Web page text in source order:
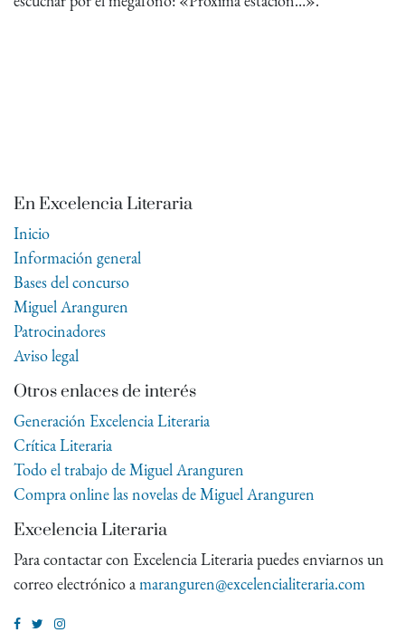
En Excelencia Literaria
Inicio
Información general
Bases del concurso
Miguel Aranguren
Patrocinadores
Aviso legal
Otros enlaces de interés
Generación Excelencia Literaria
Crítica Literaria
Todo el trabajo de Miguel Aranguren
Compra online las novelas de Miguel Aranguren
Excelencia Literaria
Para contactar con Excelencia Literaria puedes enviarnos un
correo electrónico amaranguren@excelencialiteraria.com